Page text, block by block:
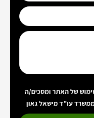
של האתר ומסכים/ה
עו"ד מישאל גאון